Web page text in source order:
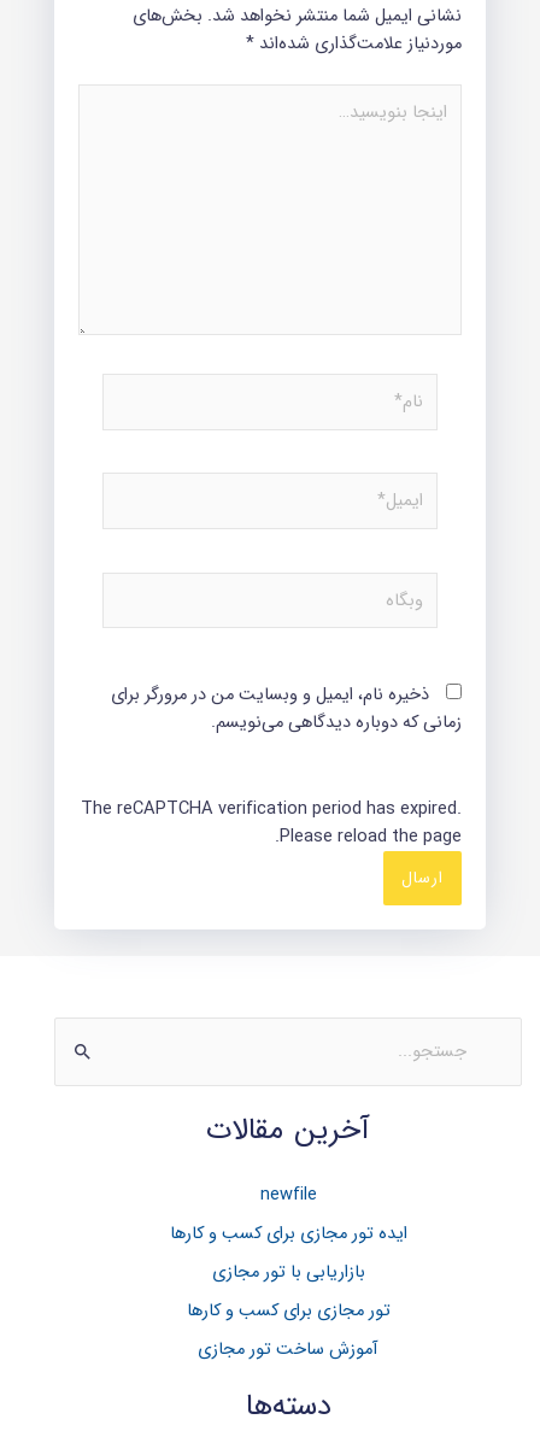
نشانی ایمیل شما منتشر نخواهد شد. بخش‌های
موردنیاز علامت‌گذاری شده‌اند *
بنویسید…
وبگاه
ذخیره نام، ایمیل و وبسایت من در مرورگر برای
زمانی که دوباره دیدگاهی می‌نویسم.
The reCAPTCHA verification period has expired.
Please reload the page.
س
آخرین مقالات
newfile
ایده تور مجازی برای کسب و کارها
بازاریابی با تور مجازی
تور مجازی برای کسب و کار‌ها
آموزش ساخت تور مجازی
دسته‌ها